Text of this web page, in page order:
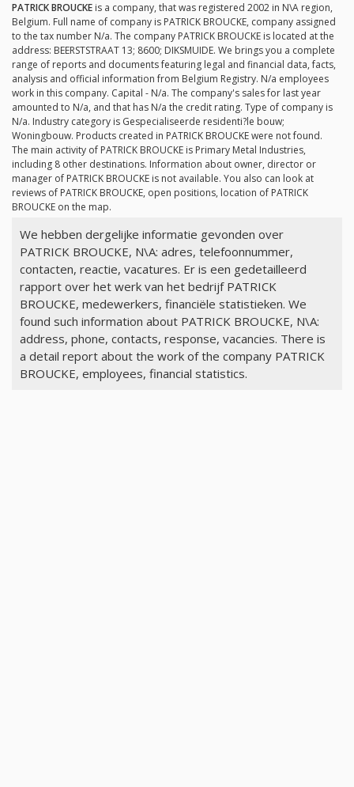
PATRICK BROUCKE is a company, that was registered 2002 in N\A region,
Belgium. Full name of company is PATRICK BROUCKE, company assigned
to the tax number N/a. The company PATRICK BROUCKE is located at the
address: BEERSTSTRAAT 13; 8600; DIKSMUIDE. We brings you a complete
range of reports and documents featuring legal and financial data, facts,
analysis and official information from Belgium Registry. N/a employees
work in this company. Capital - N/a. The company's sales for last year
amounted to N/a, and that has N/a the credit rating. Type of company is
N/a. Industry category is Gespecialiseerde residenti?le bouw;
Woningbouw. Products created in PATRICK BROUCKE were not found.
The main activity of PATRICK BROUCKE is Primary Metal Industries,
including 8 other destinations. Information about owner, director or
manager of PATRICK BROUCKE is not available. You also can look at
reviews of PATRICK BROUCKE, open positions, location of PATRICK
BROUCKE on the map.
We hebben dergelijke informatie gevonden over
PATRICK BROUCKE, N\A: adres, telefoonnummer,
contacten, reactie, vacatures. Er is een gedetailleerd
rapport over het werk van het bedrijf PATRICK
BROUCKE, medewerkers, financiële statistieken. We
found such information about PATRICK BROUCKE, N\A:
address, phone, contacts, response, vacancies. There is
a detail report about the work of the company PATRICK
BROUCKE, employees, financial statistics.